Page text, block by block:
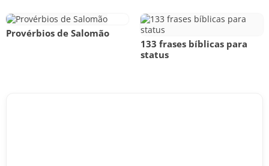
Provérbios de Salomão
133 frases bíblicas para
status